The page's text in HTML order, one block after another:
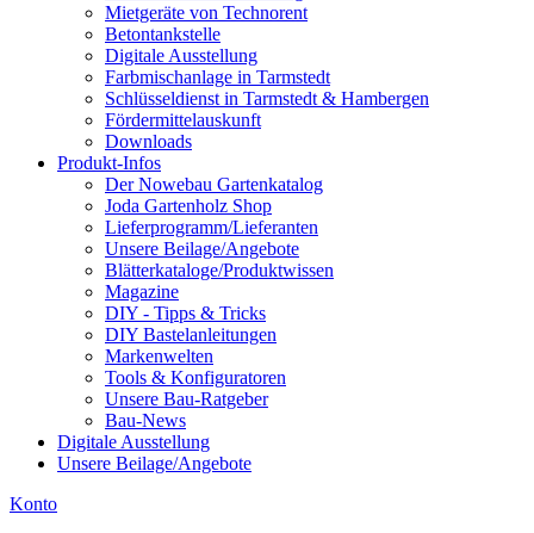
Mietgeräte von Technorent
Betontankstelle
Digitale Ausstellung
Farbmischanlage in Tarmstedt
Schlüsseldienst in Tarmstedt & Hambergen
Fördermittelauskunft
Downloads
Produkt-Infos
Der Nowebau Gartenkatalog
Joda Gartenholz Shop
Lieferprogramm/Lieferanten
Unsere Beilage/Angebote
Blätterkataloge/Produktwissen
Magazine
DIY - Tipps & Tricks
DIY Bastelanleitungen
Markenwelten
Tools & Konfiguratoren
Unsere Bau-Ratgeber
Bau-News
Digitale Ausstellung
Unsere Beilage/Angebote
Konto